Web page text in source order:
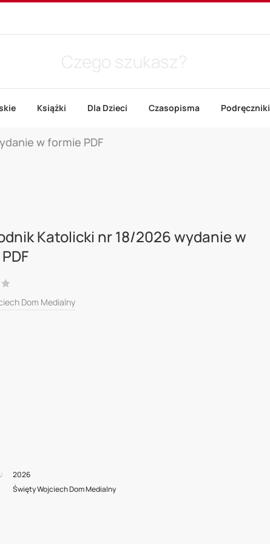
Książki Dla Dzieci Czasopisma Podręczniki
w formie PDF
Katolicki nr 18/2026 wydanie w
Dom Medialny
2026
Święty Wojciech Dom Medialny